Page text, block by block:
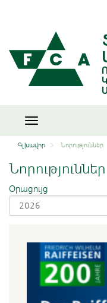
Toggle
Գլխավոր Նորություններ
Նորություններ
Օրացույց